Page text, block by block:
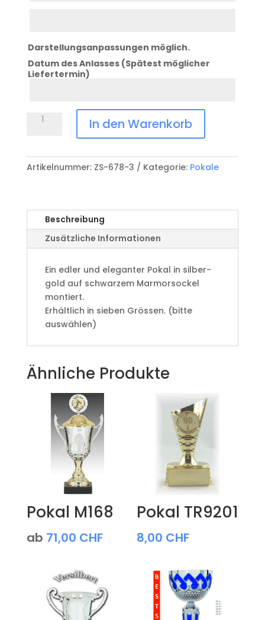
Darstellungsanpassungen möglich.
Datum des Anlasses (Spätest möglicher
Liefertermin)
Pokal
Menge
In den Warenkorb
Artikelnummer: ZS-678-3 Kategorie: Pokale
Beschreibung
Zusätzliche Informationen
Ein edler und eleganter Pokal in silber-
gold auf schwarzem Marmorsockel
montiert.
Erhältlich in sieben Grössen. (bitte
auswählen)
Ähnliche Produkte
Pokal M168
ab 71,00 CHF
Pokal TR9201
8,00 CHF